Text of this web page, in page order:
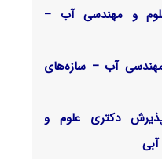
و مهندسی آب –
آب – سازه‌های
دکتری علوم و